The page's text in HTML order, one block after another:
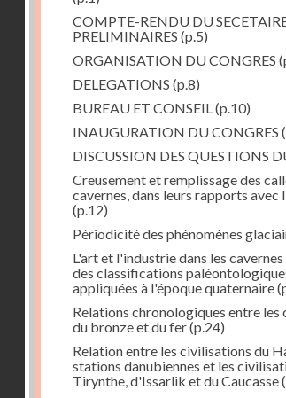
COMPTE-RENDU DU
PRELIMINAIRES (p.5)
ORGANISATION DU CONGRES
DELEGATIONS (p.8)
BUREAU ET CONSEIL(p.10)
INAUGURATION DU CONGRES
DISCUSSION DES QUESTIONS
Creusement et remplissage des
cavernes, dans leurs rapports avec
(p.12)
Périodicité des phénomènes
L'art et l'industrie dans les
des classifications
appliquées à l'époque quaternaire
Relations chronologiques entre
du bronze et du fer(p.24)
Relation entre les civilisations du
stations danubiennes et les
Tirynthe, d'Issarlik et du Caucasse